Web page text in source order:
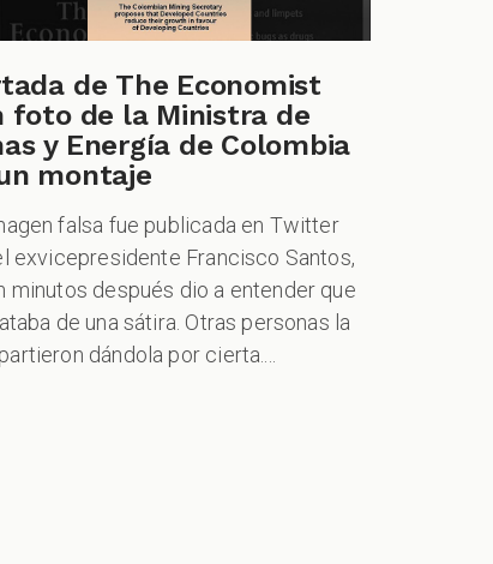
de The Economist
foto de la Ministra de
y Energía de Colombia
montaje
falsa fue publicada en Twitter
exvicepresidente Francisco Santos,
minutos después dio a entender que
de una sátira. Otras personas la
dándola por cierta....